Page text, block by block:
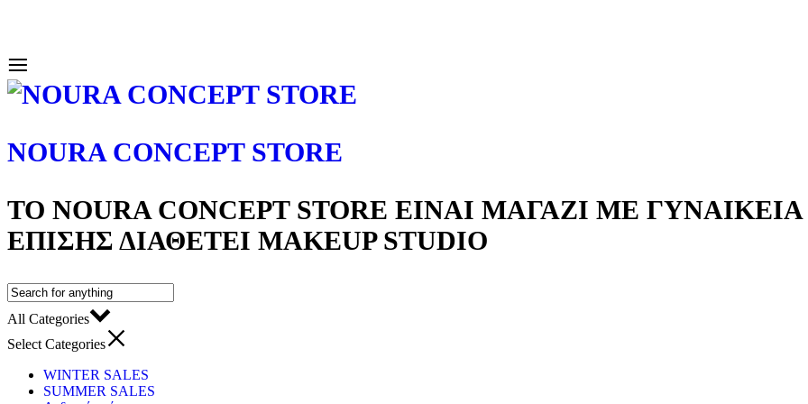
NOURA CONCEPT STORE
ΤΟ NOURA CONCEPT STORE ΕΊΝΑΙ ΜΑΓΑΖΊ ΜΕ
ΕΠΊΣΗΣ ΔΙΑΘΈΤΕΙ MAKEUP STUDIO
All Categories
Select Categories
WINTER SALES
SUMMER SALES